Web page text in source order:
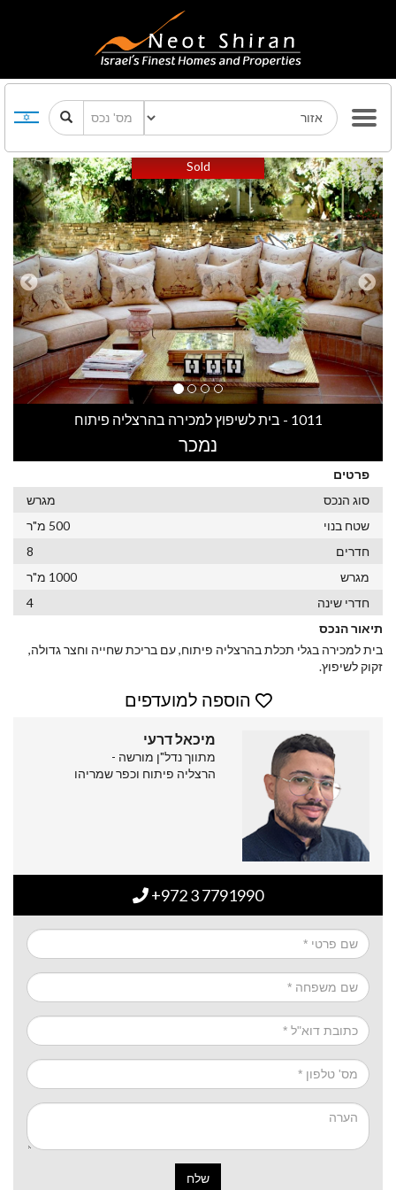
Sold
Previous Next
1011 - בית לשיפוץ למכירה בהרצליה פיתוח
נמכר
פרטים
סוג הנכס
מגרש
שטח בנוי
500 מ"ר
חדרים
8
מגרש
1000 מ"ר
חדרי שינה
4
תיאור הנכס
בית למכירה בגלי תכלת בהרצליה פיתוח, עם בריכת שחייה וחצר גדולה,
זקוק לשיפוץ.
הוספה למועדפים
מיכאל דרעי
מתווך נדל"ן מורשה -
הרצליה פיתוח וכפר שמריהו
+972 3 7791990
שלח